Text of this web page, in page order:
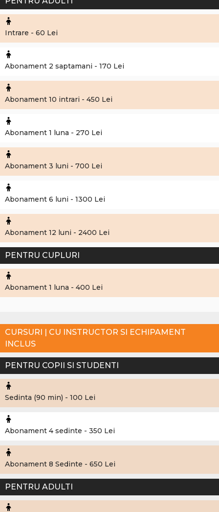
Intrare - 60 Lei
Abonament 2 saptamani - 170 Lei
Abonament 10 intrari - 450 Lei
Abonament 1 luna - 270 Lei
Abonament 3 luni - 700 Lei
Abonament 6 luni - 1300 Lei
Abonament 12 luni - 2400 Lei
PENTRU CUPLURI
Abonament 1 luna - 400 Lei
CURSURI | CU INSTRUCTOR SI ECHIPAMENT
INCLUS
PENTRU COPII SI STUDENTI
Sedinta (90 min) - 100 Lei
Abonament 4 sedinte - 350 Lei
Abonament 8 Sedinte - 650 Lei
PENTRU ADULTI